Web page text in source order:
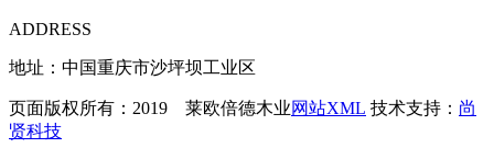
ADDRESS
地址：中国重庆市沙坪坝工业区
页面版权所有：2019 莱欧倍德木业网站XML 技术支持： 尚
贤科技